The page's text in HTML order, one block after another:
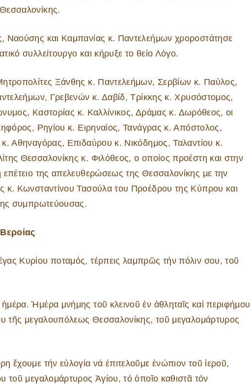
Ναούσης και Καμπανίας κ. Παντελεήμων χροροστάτησε
συλλείτουργο και κήρυξε το θείο Λόγο.
Ξάνθης κ. Παντελεήμων, Σερβίων κ. Παύλος,
Γρεβενών κ. Δαβίδ, Τρίκκης κ. Χρυσόστομος,
Καστορίας κ. Καλλίνικος, Δράμας κ. Δωρόθεος, οι
Ρηγίου κ. Ειρηναίος, Τανάγρας κ. Απόστολος,
Αθηναγόρας, Επιδαύρου κ. Νικόδημος, Ταλαντίου κ.
Θεσσαλονίκης κ. Φιλόθεος, ο οποίος προέστη και στην
της απελευθερώσεως της Θεσσαλονίκης με την
κ. Κωνσταντίνου Τασούλα του Προέδρου της Κύπρου και
συμπρωτεύουσας.
Κυρίου ποταμός, τέρπεις λαμπρῶς τήν πόλιν σου, τοῦ
Ἡμέρα μνήμης τοῦ κλεινοῦ ἐν ἀθληταῖς καί περιφήμου
τῆς μεγαλουπόλεως Θεσσαλονίκης, τοῦ μεγαλομάρτυρος
ἔχουμε τήν εὐλογία νά ἐπιτελοῦμε ἐνώπιον τοῦ ἱεροῦ,
τοῦ μεγαλομάρτυρος Ἁγίου, τό ὁποῖο καθιστᾶ τόν